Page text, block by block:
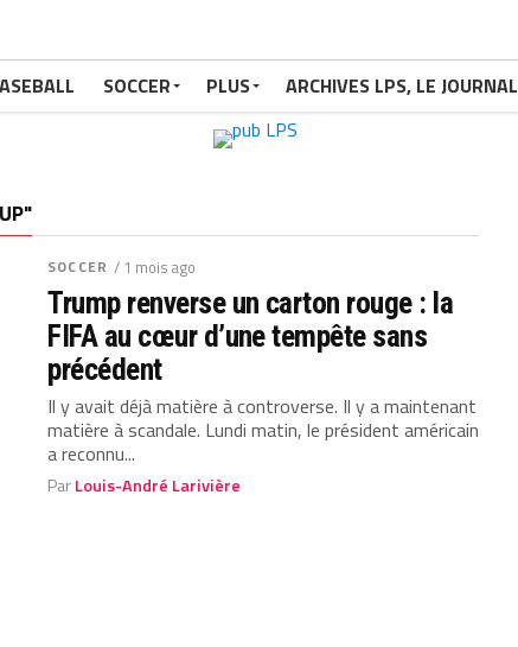
SOCCER PLUS ARCHIVES LPS, LE JOURNAL
SOCCER / 1 mois ago
Trump renverse un carton rouge : la
FIFA au cœur d’une tempête sans
précédent
Il y avait déjà matière à controverse. Il y a maintenant
matière à scandale. Lundi matin, le président américain
a reconnu...
ParLouis-André Larivière